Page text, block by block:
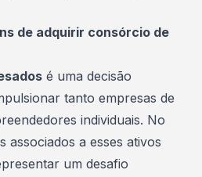
de adquirir consórcio de
é uma decisão
tanto empresas de
individuais. No
associados a esses ativos
um desafio